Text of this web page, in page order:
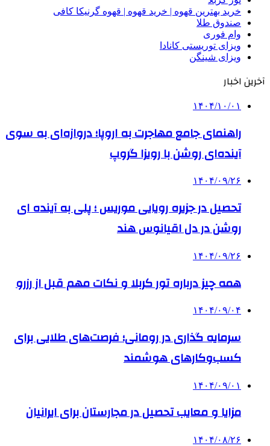
خرید بهترین قهوه | خرید قهوه | قهوه گرنیکا کافی
صندوق طلا
وام فوری
ویزای توریستی کانادا
ویزای شینگن
آخرین اخبار
۱۴۰۴/۱۰/۰۱
راهنمای جامع مهاجرت به اروپا؛ دروازه‌ای به سوی
آینده‌ای روشن با رویزا گروپ
۱۴۰۴/۰۹/۲۶
تحصیل در جزیره رویایی موریس ؛ پلی به آینده ‌ای
روشن در دل اقیانوس ‌هند
۱۴۰۴/۰۹/۲۶
همه چیز درباره تور کربلا و نکات مهم قبل از رزرو
۱۴۰۴/۰۹/۰۴
سرمایه گذاری در رومانی؛ فرصت‌های طلایی برای
کسب‌وکارهای هوشمند
۱۴۰۴/۰۹/۰۱
مزایا و معایب تحصیل در مجارستان برای ایرانیان
۱۴۰۴/۰۸/۲۶